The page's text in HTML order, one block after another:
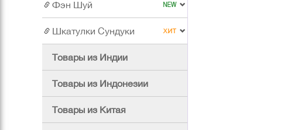
Фэн Шуй
Шкатулки Сундуки
Товары из Индии
Товары из Индонезии
Товары из Китая